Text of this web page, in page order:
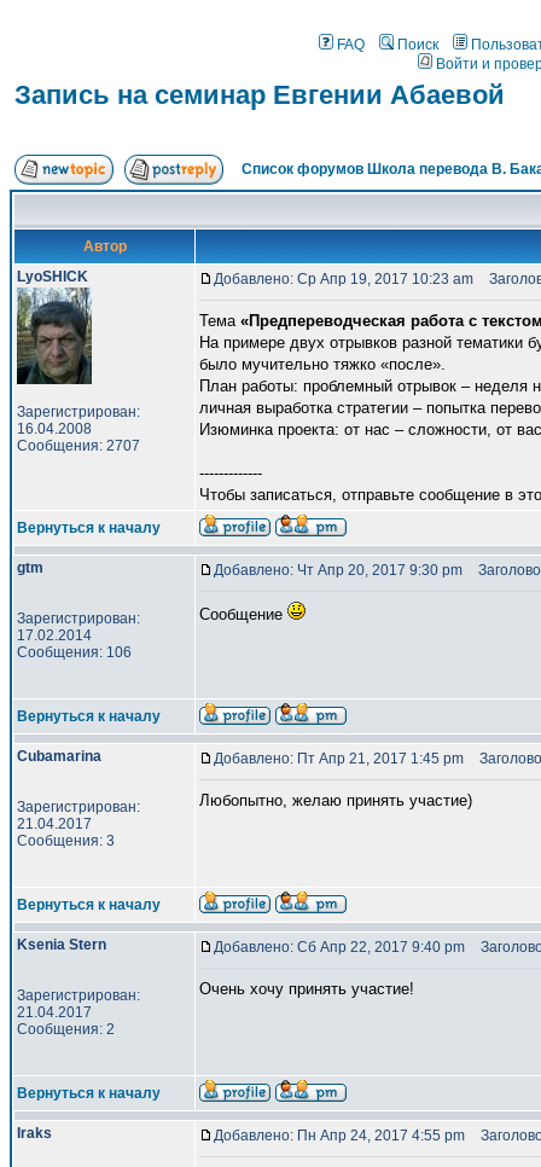
FAQ Поиск
Войти и
Запись на семинар Евгении Абаевой
Список форумов Школа перевода В.
Автор
LyoSHICK
Зарегистрирован:
16.04.2008
Сообщения: 2707
Добавлено: Ср Апр 19, 2017 10:23 am
Тема «Предпереводческая работа с
На примере двух отрывков разной тематики
было мучительно тяжко «после».
План работы: проблемный отрывок – неделя
личная выработка стратегии – попытка
Изюминка проекта: от нас – сложности, от
-------------
Чтобы записаться, отправьте сообщение в
Вернуться к началу
gtm
Зарегистрирован:
17.02.2014
Сообщения: 106
Добавлено: Чт Апр 20, 2017 9:30 pm
Сообщение
Вернуться к началу
Cubamarina
Зарегистрирован:
21.04.2017
Сообщения: 3
Добавлено: Пт Апр 21, 2017 1:45 pm
Любопытно, желаю принять участие)
Вернуться к началу
Ksenia Stern
Зарегистрирован:
21.04.2017
Сообщения: 2
Добавлено: Сб Апр 22, 2017 9:40 pm
Очень хочу принять участие!
Вернуться к началу
Iraks Добавлено: Пн Апр 24, 2017 4:55 pm